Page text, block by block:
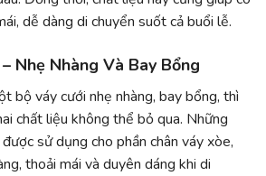
dễ dàng di chuyển suốt cả buổi lễ.
Nhẹ Nhàng Và Bay Bổng
bộ váy cưới nhẹ nhàng, bay bổng, thì
chất liệu không thể bỏ qua. Những
sử dụng cho phần chân váy xòe,
thoải mái và duyên dáng khi di